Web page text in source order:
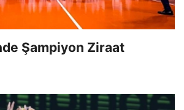
Şampiyon Ziraat